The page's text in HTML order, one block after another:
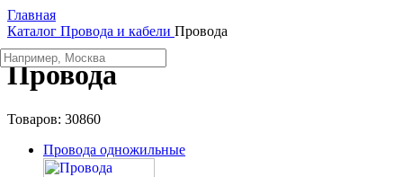
Главная
Каталог Провода и кабели Провода
Провода
Товаров: 30860
Провода одножильные